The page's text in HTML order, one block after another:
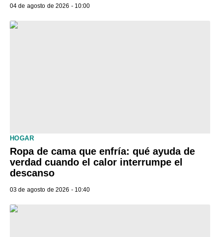
04 de agosto de 2026 - 10:00
HOGAR
Ropa de cama que enfría: qué ayuda de
verdad cuando el calor interrumpe el
descanso
03 de agosto de 2026 - 10:40